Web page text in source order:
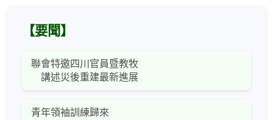
【要聞】
聯會特邀四川官員暨教牧
講述災後重建最新進展
青年領袖訓練歸來